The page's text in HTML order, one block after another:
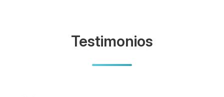
Testimonios